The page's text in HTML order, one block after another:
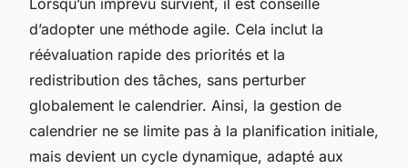
d’adopter une méthode agile. Cela inclut la
réévaluation rapide des priorités et la
redistribution des tâches, sans perturber
globalement le calendrier. Ainsi, la gestion de
calendrier ne se limite pas à la planification initiale,
mais devient un cycle dynamique, adapté aux